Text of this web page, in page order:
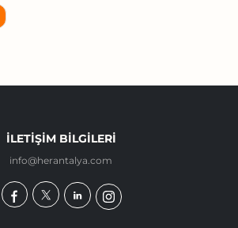
İLETIŞIM BILGILERI
info@herantalya.com